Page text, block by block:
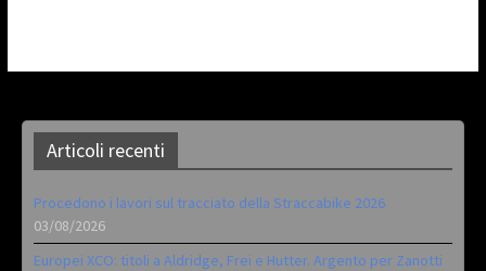
Articoli recenti
Procedono i lavori sul tracciato della Straccabike 2026
03/08/2026
Europei XCO: titoli a Aldridge, Frei e Hutter. Argento per Zanotti